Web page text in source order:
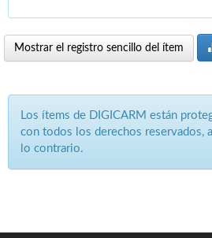
Mostrar el registro sencillo del ítem
Los ítems de DIGICARM están
con todos los derechos reservados,
lo contrario.